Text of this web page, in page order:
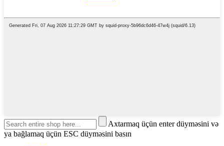
Axtarmaq üçün enter düyməsini və
ya bağlamaq üçün ESC düyməsini basın